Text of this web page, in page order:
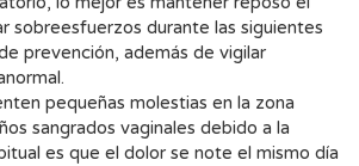
sobreesfuerzos durante las siguientes
prevención, además de vigilar
pequeñas molestias en la zona
sangrados vaginales debido a la
es que el dolor se note el mismo día